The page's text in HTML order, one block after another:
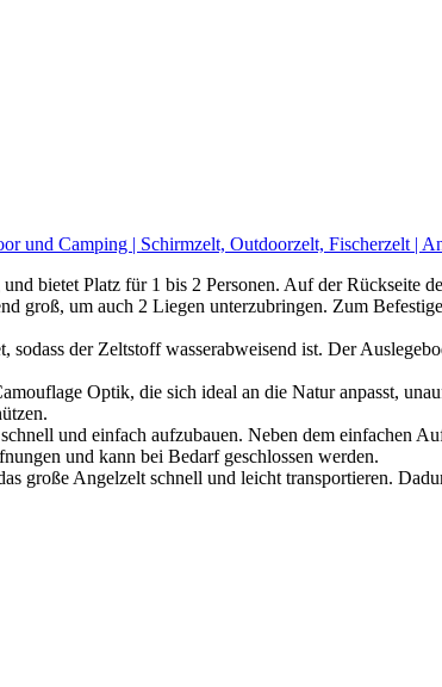
und Camping | Schirmzelt, Outdoorzelt, Fischerzelt |
bietet Platz für 1 bis 2 Personen. Auf der Rückseite
groß, um auch 2 Liegen unterzubringen. Zum
der Zeltstoff wasserabweisend ist. Der
Optik, die sich ideal an die Natur anpasst,
und einfach aufzubauen. Neben dem einfachen
und kann bei Bedarf geschlossen werden.
große Angelzelt schnell und leicht transportieren.